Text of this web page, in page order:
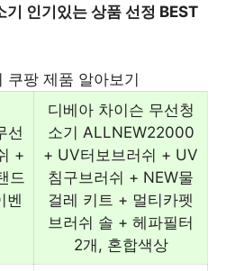
기 인기있는 상품 선정 BEST
쿠팡 제품 알아보기
선
+
드
벤
디베아 차이슨 무선청
소기 ALLNEW22000
+ UV터보브러쉬 + UV
침구브러쉬 + NEW물
걸레 키트 + 멀티카펫
브러쉬 솔 + 헤파필터
2개, 혼합색상